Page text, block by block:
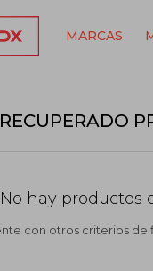
MARCAS
No hay productos
con otros criterios de